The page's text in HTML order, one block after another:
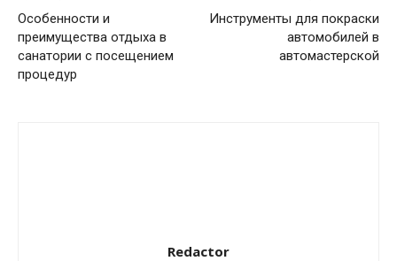
Особенности и
преимущества отдыха в
санатории с посещением
процедур
Инструменты для покраски
автомобилей в
автомастерской
Redactor